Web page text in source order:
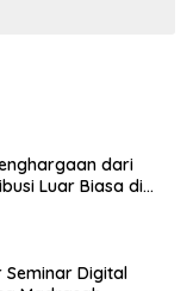
dari
Luar Biasa di
Seminar Digital